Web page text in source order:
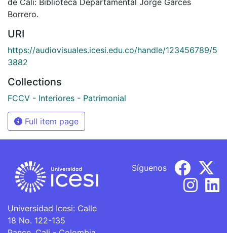
Borrero.
URI
https://audiovisuales.icesi.edu.co/handle/123456789/5
3882
Collections
FCCV - Interiores - Patrimonial
Full item page
Universidad Icesi: Calle
18 No. 122-135
Síguenos